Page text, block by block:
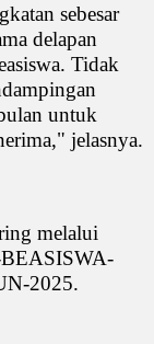
sebesar
delapan
Tidak
untuk
jelasnya.
melalui
2025.